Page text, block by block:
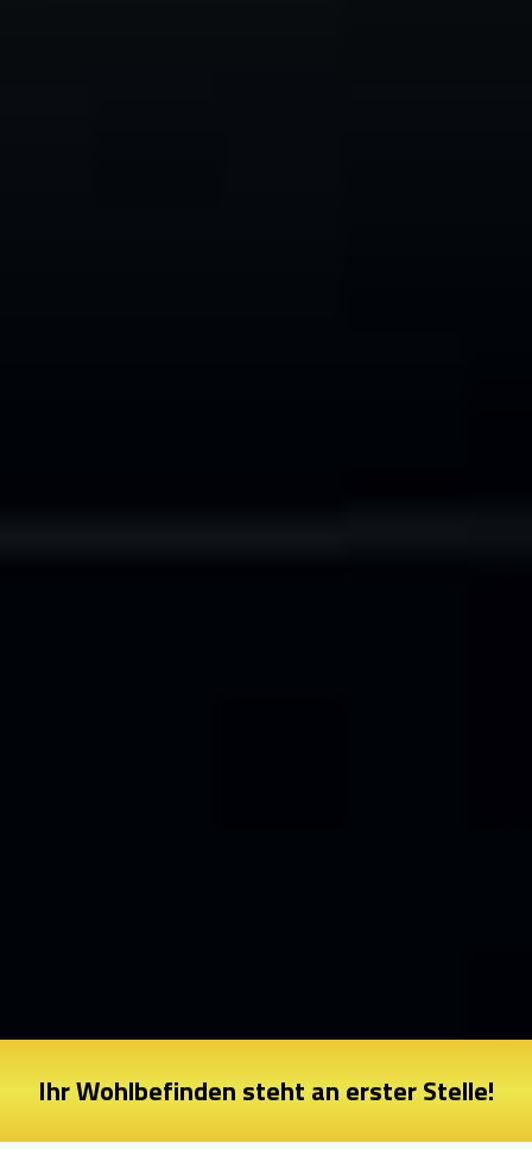
Ihr Wohlbefinden steht an erster Stelle!